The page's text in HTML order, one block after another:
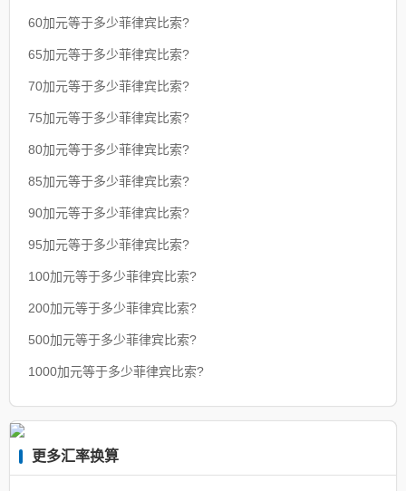
60加元等于多少菲律宾比索?
65加元等于多少菲律宾比索?
70加元等于多少菲律宾比索?
75加元等于多少菲律宾比索?
80加元等于多少菲律宾比索?
85加元等于多少菲律宾比索?
90加元等于多少菲律宾比索?
95加元等于多少菲律宾比索?
100加元等于多少菲律宾比索?
200加元等于多少菲律宾比索?
500加元等于多少菲律宾比索?
1000加元等于多少菲律宾比索?
更多汇率换算